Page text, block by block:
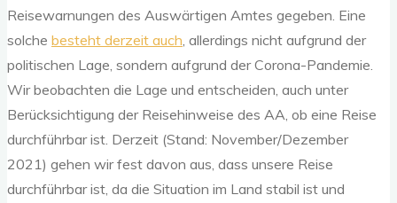
Reisewarnungen des Auswärtigen Amtes gegeben. Eine
solche besteht derzeit auch , allerdings nicht aufgrund der
politischen Lage, sondern aufgrund der Corona-Pandemie.
Wir beobachten die Lage und entscheiden, auch unter
Berücksichtigung der Reisehinweise des AA, ob eine Reise
durchführbar ist. Derzeit (Stand: November/Dezember
2021) gehen wir fest davon aus, dass unsere Reise
durchführbar ist, da die Situation im Land stabil ist und